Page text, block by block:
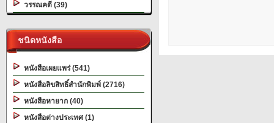
วรรณคดี (39)
ชนิดหนังสือ
หนังสือเผยแพร่ (541)
หนังสือลิขสิทธิ์สำนักพิมพ์ (2716)
หนังสือหายาก (40)
หนังสือต่างประเทศ (1)